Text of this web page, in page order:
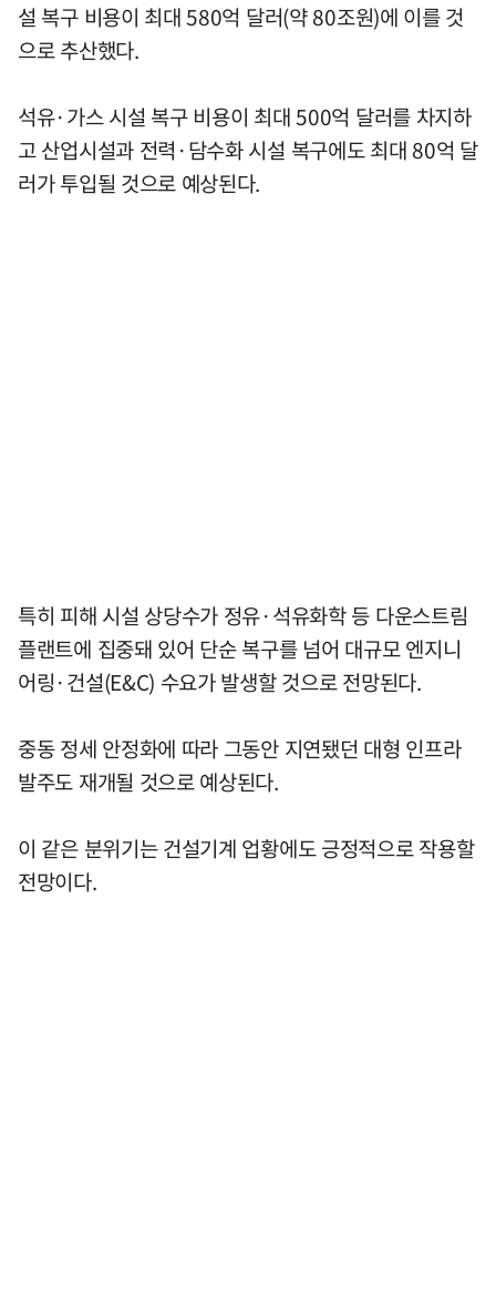
설 복구 비용이 최대 580억 달러(약 80조원)에 이를 것
으로 추산했다.
석유·가스 시설 복구 비용이 최대 500억 달러를 차지하
고 산업시설과 전력·담수화 시설 복구에도 최대 80억 달
러가 투입될 것으로 예상된다.
특히 피해 시설 상당수가 정유·석유화학 등 다운스트림
플랜트에 집중돼 있어 단순 복구를 넘어 대규모 엔지니
어링·건설(E&C) 수요가 발생할 것으로 전망된다.
중동 정세 안정화에 따라 그동안 지연됐던 대형 인프라
발주도 재개될 것으로 예상된다.
이 같은 분위기는 건설기계 업황에도 긍정적으로 작용할
전망이다.